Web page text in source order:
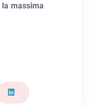
la massima